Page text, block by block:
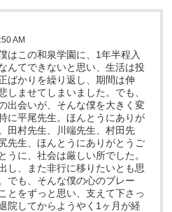
AM
はこの和泉学園に、1年半程入
んてできないと思い、生活は投
ばかりを繰り返し、期間は伸
しませてしまいました。でも、
出会いが、そんな僕を大きく変
に平尾先生。ほんとうにありが
田村先生、川端先生、村田先
先生、ほんとうにありがとうご
うに、社会は厳しい所でした。
し、また非行に移りたいとも思
でも、そんな僕の心のブレー
とをずっと思い、支えて下さっ
院してからようやく1ヶ月が経